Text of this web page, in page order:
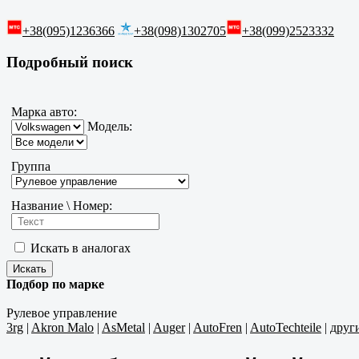
+38(095)1236366 +38(098)1302705 +38(099)2523332
Подробный поиск
Марка авто:
Модель:
Группа
Название \ Номер:
Искать в аналогах
Подбор по марке
Рулевое управление
3rg | Akron Malo | AsMetal | Auger| AutoFren | AutoTechteile |